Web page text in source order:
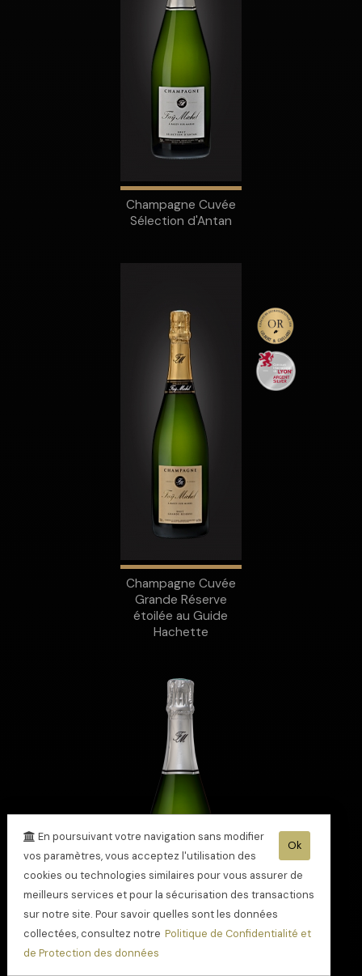
Champagne Cuvée
Sélection d'Antan
Champagne Cuvée
Grande Réserve
étoilée au Guide
Hachette
Ok
En poursuivant votre navigation sans modifier
vos paramètres, vous acceptez l'utilisation des
cookies ou technologies similaires pour vous assurer de
meilleurs services et pour la sécurisation des transactions
sur notre site. Pour savoir quelles sont les données
collectées, consultez notre Politique de Confidentialité et
de Protection des données